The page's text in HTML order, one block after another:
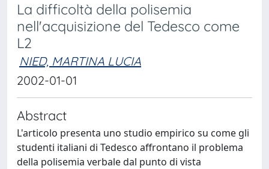
La difficoltà della polisemia
nell'acquisizione del Tedesco come
L2
NIED, MARTINA LUCIA
2002-01-01
Abstract
L'articolo presenta uno studio empirico su come gli
studenti italiani di Tedesco affrontano il problema
della polisemia verbale dal punto di vista